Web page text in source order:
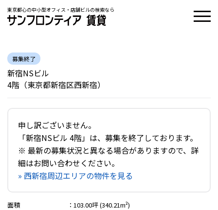
東京都心の中小型オフィス・店舗ビルの検索なら
募集終了
新宿NSビル
4階（東京都新宿区西新宿）
申し訳ございません。
「新宿NSビル 4階」は、募集を終了しております。
※ 最新の募集状況と異なる場合がありますので、詳
細はお問い合わせください。
» 西新宿周辺エリアの物件を見る
面積 ： 103.00坪 (340.21m²)